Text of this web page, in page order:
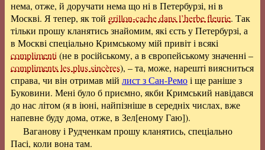
нема, отже, й доручати нема що ні в Петербурзі, ні в
Москві. Я тепер, як той grillon-cache dans l’herbe fleurie. Так
тільки прошу кланятись знайомим, які єсть у Петербурзі, а
в Москві спеціально Кримському мій привіт і всякі
complimenti (не в російському, а в європейському значенні –
compliments les plus sincères), – та, може, нарешті виясниться
справа, чи він отримав мій лист з Сан-Ремоі ще раніше з
Буковини. Мені було б приємно, якби Кримський навідався
до нас літом (я в іюні, найпізніше в середніх числах, вже
напевне буду дома, отже, в Зел[еному Гаю]).
Ваганову і Рудченкам прошу кланятись, спеціально
Пасі, коли вона там.